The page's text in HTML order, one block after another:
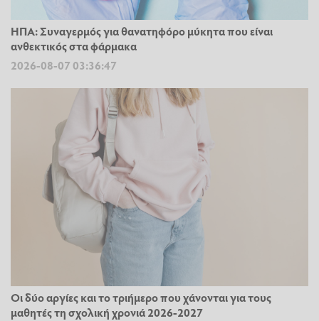
ΗΠΑ: Συναγερμός για θανατηφόρο μύκητα που είναι
ανθεκτικός στα φάρμακα
2026-08-07 03:36:47
Οι δύο αργίες και το τριήμερο που χάνονται για τους
μαθητές τη σχολική χρονιά 2026-2027